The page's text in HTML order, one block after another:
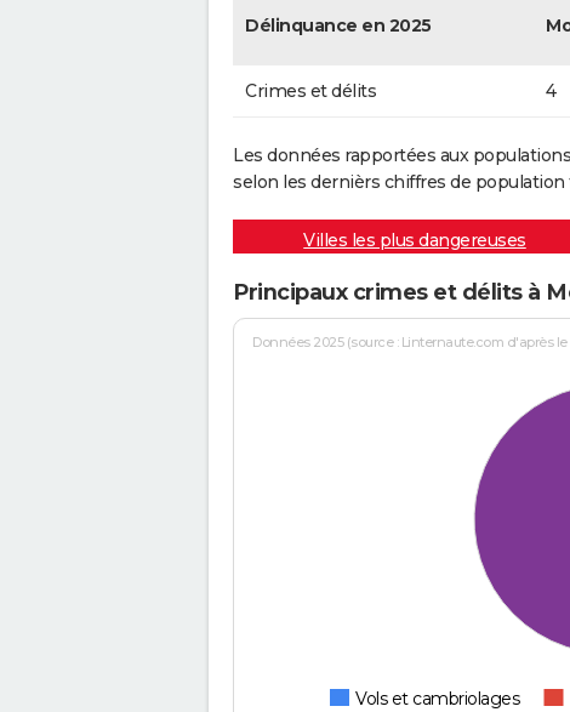
Délinquance en 2025
Crimes et délits 4
Les données rapportées aux
selon les dernièrs chiffres de population
Villes les plus dangereuses
Principaux crimes et délits à
Données 2025 (source : Linternaute.com d'après
Vols et cambriolages